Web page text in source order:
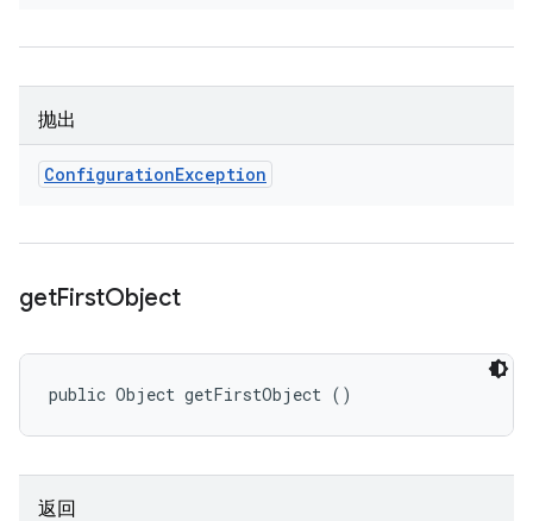
抛出
ConfigurationException
getFirstObject
public Object getFirstObject ()
返回